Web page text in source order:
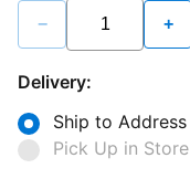
− +
Delivery:
Ship to Address
Pick Up in Store